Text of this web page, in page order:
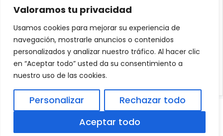
Valoramos tu privacidad
Usamos cookies para mejorar su experiencia de
navegación, mostrarle anuncios o contenidos
personalizados y analizar nuestro tráfico. Al hacer clic
en “Aceptar todo” usted da su consentimiento a
nuestro uso de las cookies.
Personalizar
Rechazar todo
Aceptar todo
Alimentación
Destacados
Hogar
Salud
Política de Privacidad Aviso Legal|
Política de Cookies